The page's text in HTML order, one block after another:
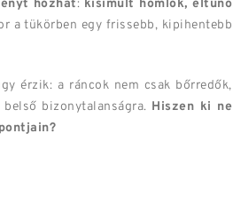
hozhat: kisimult homlok, eltűnő
a tükörben egy frissebb, kipihentebb
érzik: a ráncok nem csak bőrredők,
bizonytalanságra. Hiszen ki ne